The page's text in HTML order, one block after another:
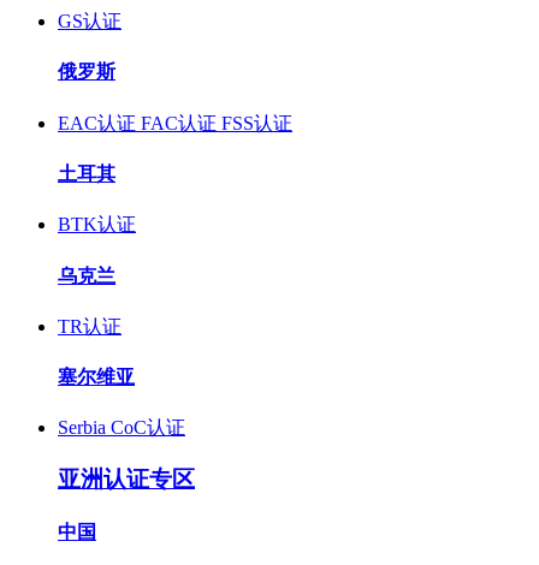
GS认证
俄罗斯
EAC认证 FAC认证 FSS认证
土耳其
BTK认证
乌克兰
TR认证
塞尔维亚
Serbia CoC认证
亚洲认证专区
中国